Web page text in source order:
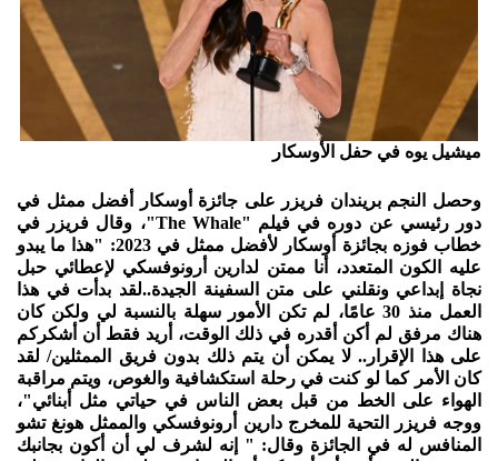
ميشيل يوه في حفل الأوسكار
وحصل النجم بريندان فريزر على جائزة أوسكار أفضل ممثل في
دور رئيسي عن دوره في فيلم "The Whale"، وقال فريزر في
خطاب فوزه بجائزة أوسكار لأفضل ممثل في 2023: "هذا ما يبدو
عليه الكون المتعدد، أنا ممتن لدارين أرونوفسكي لإعطائي حبل
نجاة إبداعي ونقلني على متن السفينة الجيدة..لقد بدأت في هذا
العمل منذ 30 عامًا، لم تكن الأمور سهلة بالنسبة لي ولكن كان
هناك مرفق لم أكن أقدره في ذلك الوقت، أريد فقط أن أشكركم
على هذا الإقرار.. لا يمكن أن يتم ذلك بدون فريق الممثلين/ لقد
كان الأمر كما لو كنت في رحلة استكشافية والغوص، ويتم مراقبة
الهواء على الخط من قبل بعض الناس في حياتي مثل أبنائي"،
ووجه فريزر التحية للمخرج دارين أرونوفسكي والممثل هونغ تشو
المنافس له في الجائزة وقال: " إنه لشرف لي أن أكون بجانبك